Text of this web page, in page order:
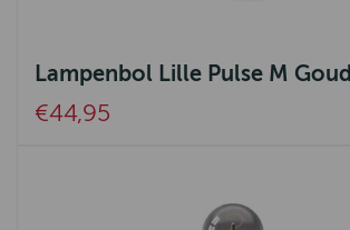
Lampenbol Lille Pulse M Goud
€44,95